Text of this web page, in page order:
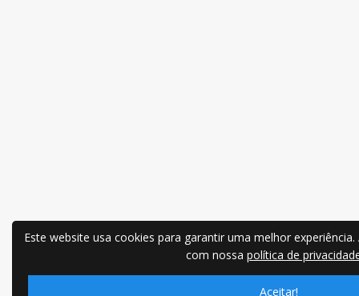
Este website usa cookies para garantir uma melhor
com nossa política de
Aceitar!